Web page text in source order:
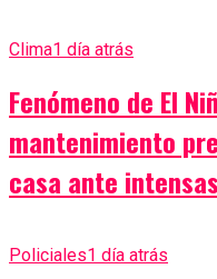
Clima1 día atrás
Fenómeno de El
mantenimiento
casa ante
Policiales1 día atrás